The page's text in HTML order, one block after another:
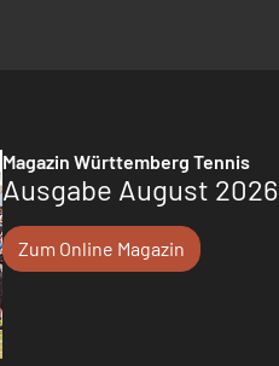
Magazin Württemberg Tennis
Ausgabe August 2026
Zum Online Magazin